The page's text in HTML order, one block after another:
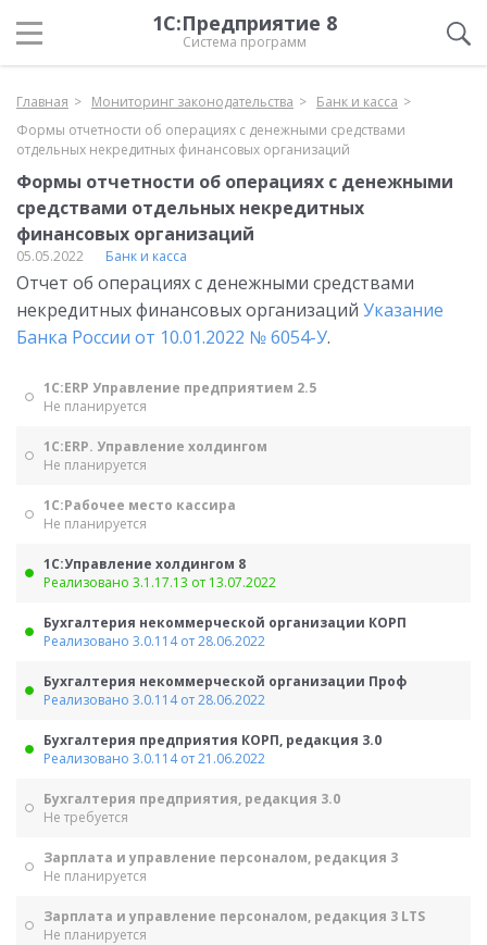
1С:Предприятие 8
Система программ
Главная Мониторинг законодательства
Банк и касса
Формы отчетности об операциях с денежными средствами
отдельных некредитных финансовых организаций
Формы отчетности об операциях с денежными
средствами отдельных некредитных
финансовых организаций
05.05.2022 Банк и касса
Отчет об операциях с денежными средствами
некредитных финансовых организаций Указание
Банка России от 10.01.2022 № 6054-У.
1С:ERP Управление предприятием 2.5
Не планируется
1С:ERP. Управление холдингом
Не планируется
1С:Рабочее место кассира
Не планируется
1С:Управление холдингом 8
Реализовано 3.1.17.13 от 13.07.2022
Бухгалтерия некоммерческой организации КОРП
Реализовано 3.0.114 от 28.06.2022
Бухгалтерия некоммерческой организации Проф
Реализовано 3.0.114 от 28.06.2022
Бухгалтерия предприятия КОРП, редакция 3.0
Реализовано 3.0.114 от 21.06.2022
Бухгалтерия предприятия, редакция 3.0
Не требуется
Зарплата и управление персоналом, редакция 3
Не планируется
Зарплата и управление персоналом, редакция 3 LTS
Не планируется